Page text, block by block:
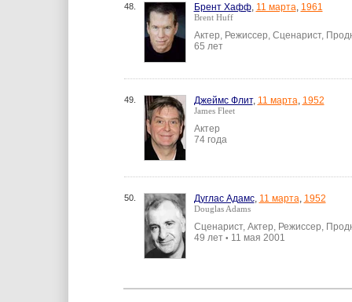
48. Брент Хафф, 11 марта, 1961
Brent Huff
Актер, Режиссер, Сценарист,
65 лет
49. Джеймс Флит, 11 марта, 1952
James Fleet
Актер
74 года
50. Дуглас Адамс, 11 марта, 1952
Douglas Adams
Сценарист, Актер, Режиссер,
49 лет • 11 мая 2001